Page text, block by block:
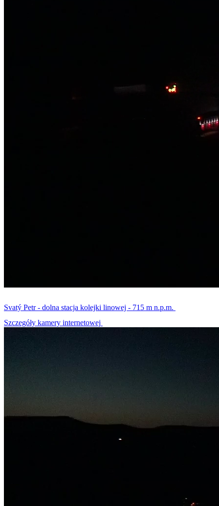
Svatý Petr - dolna stacja kolejki linowej - 715 m n.p.m.
Szczegóły kamery internetowej